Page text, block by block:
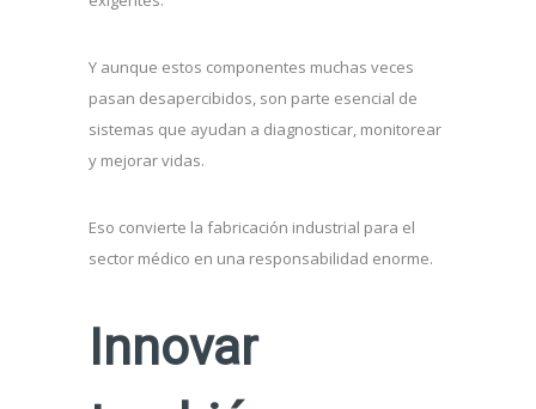
Y aunque estos componentes muchas veces
pasan desapercibidos, son parte esencial de
sistemas que ayudan a diagnosticar, monitorear
y mejorar vidas.
Eso convierte la fabricación industrial para el
sector médico en una responsabilidad enorme.
Innovar